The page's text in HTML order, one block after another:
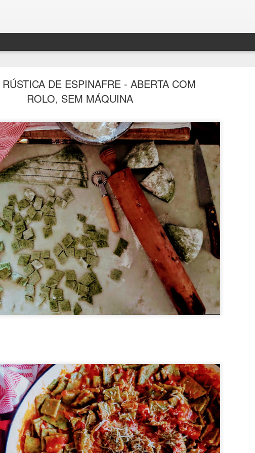
DE ESPINAFRE - ABERTA COM
ROLO, SEM MÁQUINA
BOLO DENSO DE CHOCOLATE COM BANANA
e inusitado! Por levar bananas e iogurte, quase não vai gordura e, no
de mel. É bem verdade que o açúcar vem no chocolate ao leite, mas, ainda